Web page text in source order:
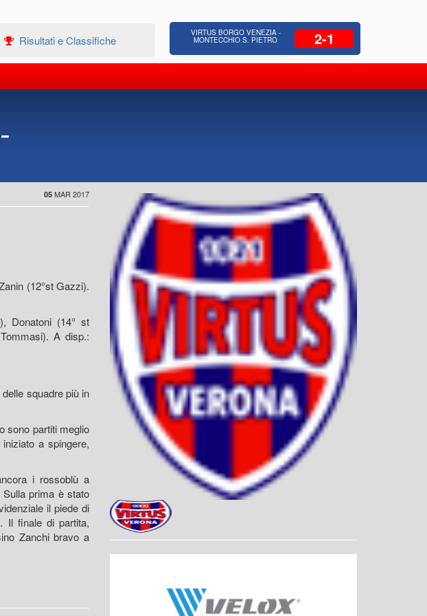
Edilizia Residenziale, Opere pubbliche,
Progettazione Strade, Opere idrauliche, Bonifica
Risultati e Classifiche
VIRTUS BORGO VENEZIA -
MONTECCHIO S. PIETRO 2-1
05 MAR 2017
(12°st Gazzi).
Donatoni (14° st
A disp.:
squadre più in
sono partiti meglio
a spingere,
i rossoblù a
prima è stato
il piede di
Il finale di partita,
Zanchi bravo a